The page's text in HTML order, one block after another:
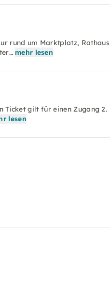
rund um Marktplatz, Rathaus
mehr lesen
Ticket gilt für einen Zugang 2.
lesen